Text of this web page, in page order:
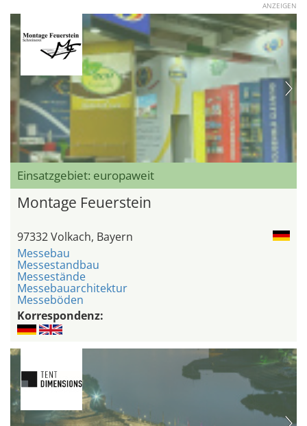
ANZEIGEN
Einsatzgebiet: europaweit
Montage Feuerstein
97332 Volkach, Bayern
Messebau
Messestandbau
Messestände
Messebauarchitektur
Messeböden
Korrespondenz: